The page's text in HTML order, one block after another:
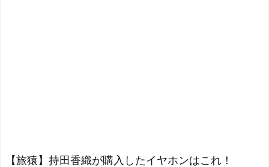
【旅猿】持田香織が購入したイヤホンはこれ！